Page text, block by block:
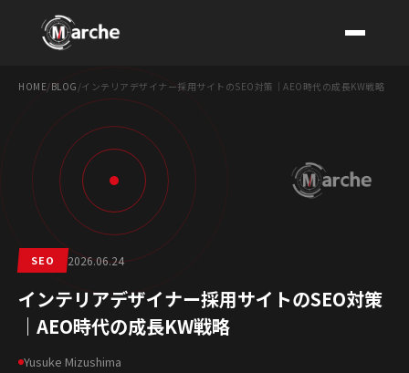
CONTACT
HOME/BLOG /インテリアデザイナー採用サイトのSEO対策｜AEO時代の成長KW戦略
SEO 2026.06.24
インテリアデザイナー採用サイトのSEO対策
｜AEO時代の成長KW戦略
Yusuke Mizushima